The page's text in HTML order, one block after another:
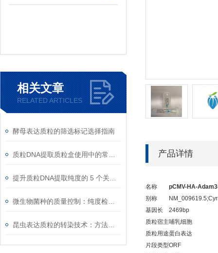
相关文章
RELATED ARTICLES
酵母表达质粒的筛选标记选择指南
产品详情
名称
pCMV-HA-
别称
基因长
2469bp
质粒宿主哺乳细胞
质粒用途蛋白表达
片段类型ORF